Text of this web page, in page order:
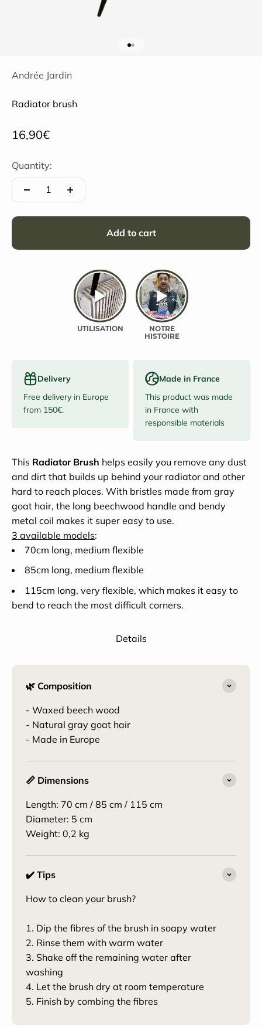
Andrée Jardin
Radiator brush
Sale price
16,90€
Quantity:
Add to cart
Delivery
Free delivery in Europe
from 150€.
Made in France
This product was made
in France with
responsible materials
This Radiator Brush helps easily you remove any dust
and dirt that builds up behind your radiator and other
hard to reach places. With bristles made from gray
goat hair, the long beechwood handle and bendy
metal coil makes it super easy to use.
3 available models:
70cm long, medium flexible
85cm long, medium flexible
115cm long, very flexible, which makes it easy to
bend to reach the most difficult corners.
Details
🌿 Composition
- Waxed beech wood
- Natural gray goat hair
- Made in Europe
📏 Dimensions
Length: 70 cm / 85 cm / 115 cm
Diameter: 5 cm
Weight: 0,2 kg
✔️ Tips
How to clean your brush?
1. Dip the fibres of the brush in soapy water
2. Rinse them with warm water
3. Shake off the remaining water after
washing
4. Let the brush dry at room temperature
5. Finish by combing the fibres